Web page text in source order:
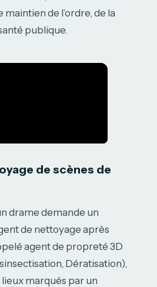
de l’ordre, de la
publique.
de scènes de
drame demande un
de nettoyage après
agent de propreté 3D
Dératisation),
marqués par un